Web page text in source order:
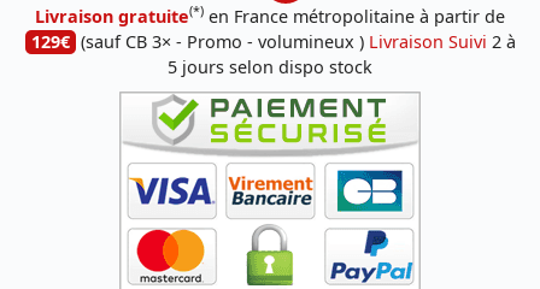
Livraison gratuite(*) en France métropolitaine à partir de
129€ (sauf CB 3× - Promo - volumineux ) Livraison Suivi 2 à
5 jours selon dispo stock